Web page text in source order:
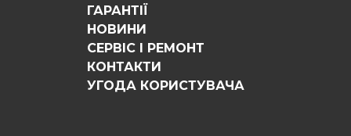
ГАРАНТІЇ
НОВИНИ
СЕРВІС І РЕМОНТ
КОНТАКТИ
УГОДА КОРИСТУВАЧА